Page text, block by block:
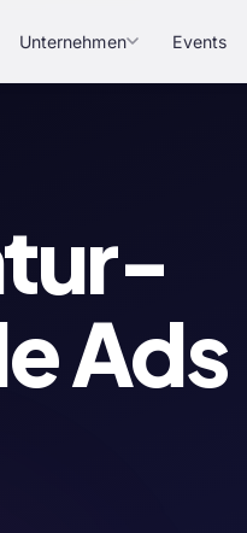
Unternehmen Events
Ads